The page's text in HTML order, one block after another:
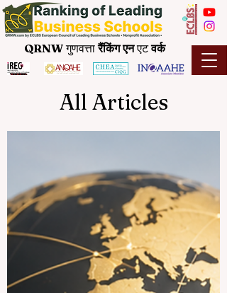
QRNWगुणवत्तारैंकिंग एनएटवर्क
All Articles